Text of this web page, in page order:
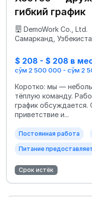
гибкий график
DemoWork Co., Ltd.
Самарканд,
$ 208 - $ 208 в
сўм 2 500 000 - сўм 2
Коротко: мы —
тёплую команду.
график обсуждается.
приветствие и...
Постоянная работа
Питание
Срок истёк